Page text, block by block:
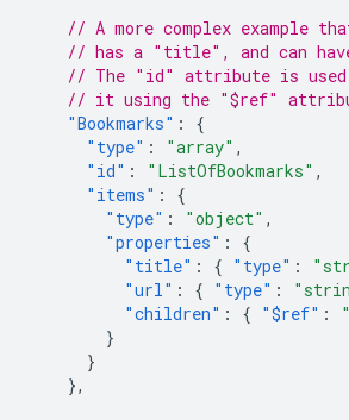
// A more complex example
// has a "title", and can
// The "id" attribute is used
// it using the "$ref"
"Bookmarks" :
{
"type" : "array" ,
"id" : "ListOfBookmarks" ,
"items" :
{
"type" : "object" ,
"properties" :
{
"title" : { "type" :
"url" : { "type" :
"children" : { "$ref" :
}
}
},